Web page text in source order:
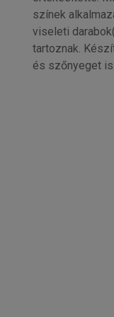
színek
viseleti
tartoznak.
és szőnyeget is.